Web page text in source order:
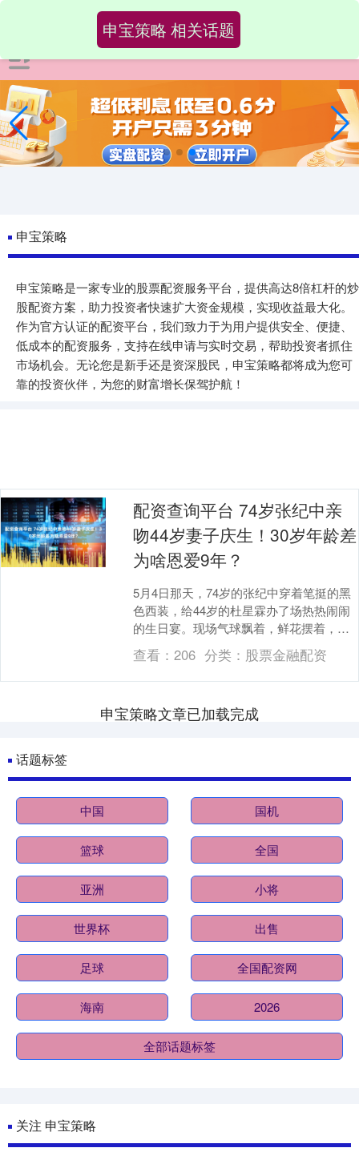
申宝策略
申宝策略是一家专业的股票配资服务平台，提供高达8倍杠杆的炒
股配资方案，助力投资者快速扩大资金规模，实现收益最大化。
作为官方认证的配资平台，我们致力于为用户提供安全、便捷、
低成本的配资服务，支持在线申请与实时交易，帮助投资者抓住
市场机会。无论您是新手还是资深股民，申宝策略都将成为您可
靠的投资伙伴，为您的财富增长保驾护航！
申宝策略 相关话题
配资查询平台 74岁张纪中亲
吻44岁妻子庆生！30岁年龄差
为啥恩爱9年？
5月4日那天，74岁的张纪中穿着笔挺的黑
色西装，给44岁的杜星霖办了场热热闹闹
的生日宴。现场气球飘着，鲜花摆着，他
突然把老婆搂过来亲了一口，杜星霖脸一
下子红到耳....
查看：206 分类： 股票金融配资
申宝策略文章已加载完成
话题标签
中国 国机
篮球 全国
亚洲 小将
世界杯 出售
足球 全国配资网
海南 2026
全部话题标签
关注 申宝策略